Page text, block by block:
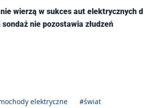
wierzą w sukces aut elektrycznych do
nie pozostawia złudzeń
elektryczne
#świat